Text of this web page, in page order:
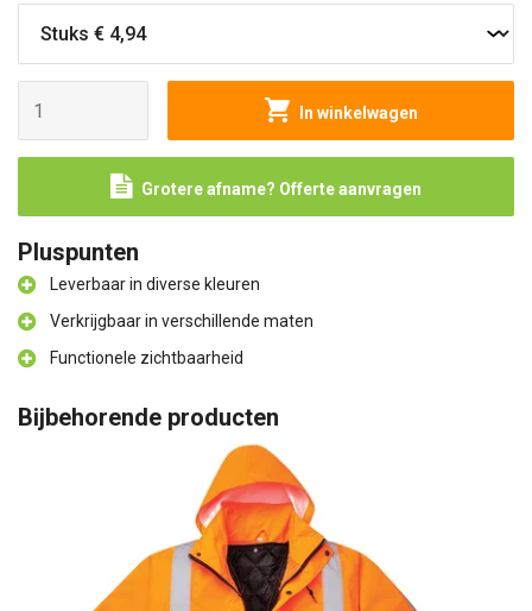
In winkelwagen
Grotere afname? Offerte aanvragen
Pluspunten
Leverbaar in diverse kleuren
Verkrijgbaar in verschillende maten
Functionele zichtbaarheid
Bijbehorende producten